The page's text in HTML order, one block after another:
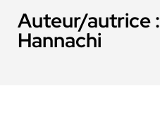
Auteur/autrice :
Hannachi